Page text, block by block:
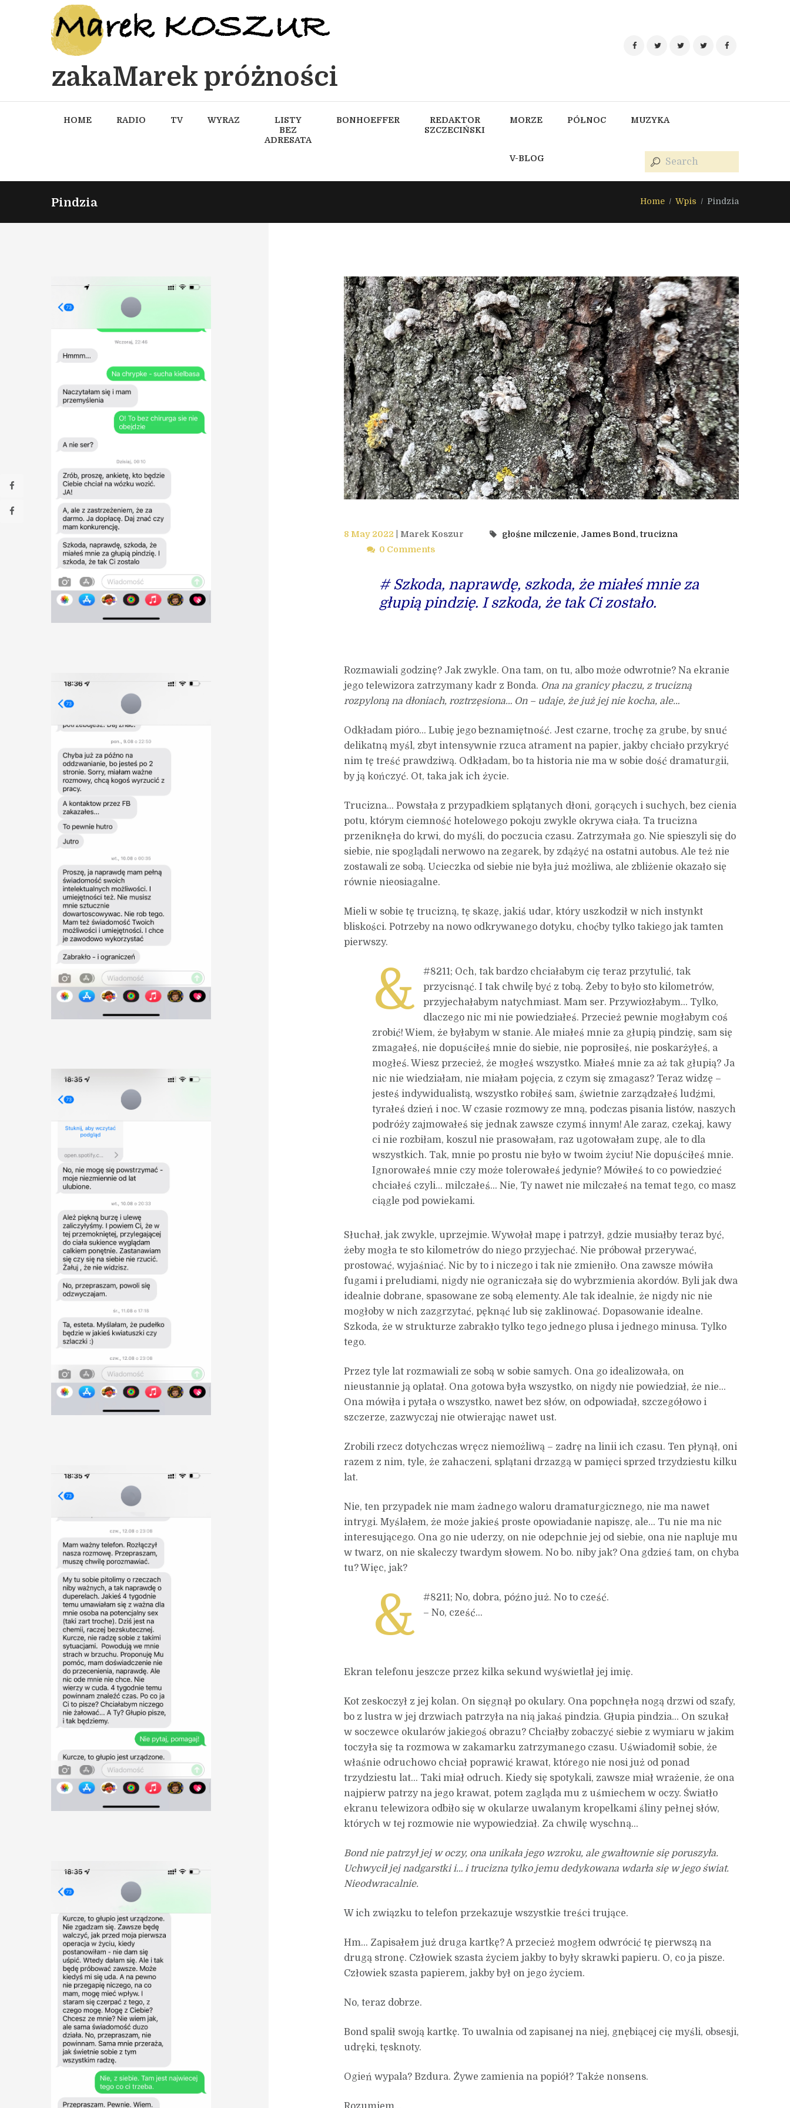
zakaMarek próżności
HOME RADIO TV WYRAZ
LISTY
BEZ
ADRESATA
BONHOEFFER
REDAKTOR
SZCZECIŃSKI
MORZE PÓŁNOC MUZYKA
V-BLOG
Pindzia Home Wpis Pindzia
8 May 2022 Marek Koszur głośne milczenie, James Bond,trucizna
0 Comments
# Szkoda, naprawdę, szkoda, że miałeś mnie za
głupią pindzię. I szkoda, że tak Ci zostało.
Rozmawiali godzinę? Jak zwykle. Ona tam, on tu, albo może odwrotnie? Na ekranie
jego telewizora zatrzymany kadr z Bonda. Ona na granicy płaczu, z trucizną
rozpyloną na dłoniach, roztrzęsiona… On – udaje, że już jej nie kocha, ale…
Odkładam pióro… Lubię jego beznamiętność. Jest czarne, trochę za grube, by snuć
delikatną myśl, zbyt intensywnie rzuca atrament na papier, jakby chciało przykryć
nim tę treść prawdziwą. Odkładam, bo ta historia nie ma w sobie dość dramaturgii,
by ją kończyć. Ot, taka jak ich życie.
Trucizna… Powstała z przypadkiem splątanych dłoni, gorących i suchych, bez cienia
potu, którym ciemność hotelowego pokoju zwykle okrywa ciała. Ta trucizna
przeniknęła do krwi, do myśli, do poczucia czasu. Zatrzymała go. Nie spieszyli się do
siebie, nie spoglądali nerwowo na zegarek, by zdążyć na ostatni autobus. Ale też nie
zostawali ze sobą. Ucieczka od siebie nie była już możliwa, ale zbliżenie okazało się
równie nieosiagalne.
Mieli w sobie tę trucizną, tę skazę, jakiś udar, który uszkodził w nich instynkt
bliskości. Potrzeby na nowo odkrywanego dotyku, choćby tylko takiego jak tamten
pierwszy.
&
#8211; Och, tak bardzo chciałabym cię teraz przytulić, tak
przycisnąć. I tak chwilę być z tobą. Żeby to było sto kilometrów,
przyjechałabym natychmiast. Mam ser. Przywiozłabym… Tylko,
dlaczego nic mi nie powiedziałeś. Przecież pewnie mogłabym coś
zrobić! Wiem, że byłabym w stanie. Ale miałeś mnie za głupią pindzię, sam się
zmagałeś, nie dopuściłeś mnie do siebie, nie poprosiłeś, nie poskarżyłeś, a
mogłeś. Wiesz przecież, że mogłeś wszystko. Miałeś mnie za aż tak głupią? Ja
nic nie wiedziałam, nie miałam pojęcia, z czym się zmagasz? Teraz widzę –
jesteś indywidualistą, wszystko robiłeś sam, świetnie zarządzałeś ludźmi,
tyrałeś dzień i noc. W czasie rozmowy ze mną, podczas pisania listów, naszych
podróży zajmowałeś się jednak zawsze czymś innym! Ale zaraz, czekaj, kawy
ci nie rozbiłam, koszul nie prasowałam, raz ugotowałam zupę, ale to dla
wszystkich. Tak, mnie po prostu nie było w twoim życiu! Nie dopuściłeś mnie.
Ignorowałeś mnie czy może tolerowałeś jedynie? Mówiłeś to co powiedzieć
chciałeś czyli… milczałeś… Nie, Ty nawet nie milczałeś na temat tego, co masz
ciągle pod powiekami.
Słuchał, jak zwykle, uprzejmie. Wywołał mapę i patrzył, gdzie musiałby teraz być,
żeby mogła te sto kilometrów do niego przyjechać. Nie próbował przerywać,
prostować, wyjaśniać. Nic by to i niczego i tak nie zmieniło. Ona zawsze mówiła
fugami i preludiami, nigdy nie ograniczała się do wybrzmienia akordów. Byli jak dwa
idealnie dobrane, spasowane ze sobą elementy. Ale tak idealnie, że nigdy nic nie
mogłoby w nich zazgrzytać, pęknąć lub się zaklinować. Dopasowanie idealne.
Szkoda, że w strukturze zabrakło tylko tego jednego plusa i jednego minusa. Tylko
tego.
Przez tyle lat rozmawiali ze sobą w sobie samych. Ona go idealizowała, on
nieustannie ją oplatał. Ona gotowa była wszystko, on nigdy nie powiedział, że nie…
Ona mówiła i pytała o wszystko, nawet bez słów, on odpowiadał, szczegółowo i
szczerze, zazwyczaj nie otwierając nawet ust.
Zrobili rzecz dotychczas wręcz niemożliwą – zadrę na linii ich czasu. Ten płynął, oni
razem z nim, tyle, że zahaczeni, splątani drzazgą w pamięci sprzed trzydziestu kilku
lat.
Nie, ten przypadek nie mam żadnego waloru dramaturgicznego, nie ma nawet
intrygi. Myślałem, że może jakieś proste opowiadanie napiszę, ale… Tu nie ma nic
interesującego. Ona go nie uderzy, on nie odepchnie jej od siebie, ona nie napluje mu
w twarz, on nie skaleczy twardym słowem. No bo. niby jak? Ona gdzieś tam, on chyba
tu? Więc, jak?
&
#8211; No, dobra, późno już. No to cześć.
– No, cześć…
Ekran telefonu jeszcze przez kilka sekund wyświetlał jej imię.
Kot zeskoczył z jej kolan. On sięgnął po okulary. Ona popchnęła nogą drzwi od szafy,
bo z lustra w jej drzwiach patrzyła na nią jakaś pindzia. Głupia pindzia… On szukał
w soczewce okularów jakiegoś obrazu? Chciałby zobaczyć siebie z wymiaru w jakim
toczyła się ta rozmowa w zakamarku zatrzymanego czasu. Uświadomił sobie, że
właśnie odruchowo chciał poprawić krawat, którego nie nosi już od ponad
trzydziestu lat… Taki miał odruch. Kiedy się spotykali, zawsze miał wrażenie, że ona
najpierw patrzy na jego krawat, potem zagląda mu z uśmiechem w oczy. Światło
ekranu telewizora odbiło się w okularze uwalanym kropelkami śliny pełnej słów,
których w tej rozmowie nie wypowiedział. Za chwilę wyschną…
Bond nie patrzył jej w oczy, ona unikała jego wzroku, ale gwałtownie się poruszyła.
Uchwycił jej nadgarstki i… i trucizna tylko jemu dedykowana wdarła się w jego świat.
Nieodwracalnie.
W ich związku to telefon przekazuje wszystkie treści trujące.
Hm… Zapisałem już druga kartkę? A przecież mogłem odwrócić tę pierwszą na
drugą stronę. Człowiek szasta życiem jakby to były skrawki papieru. O, co ja pisze.
Człowiek szasta papierem, jakby był on jego życiem.
No, teraz dobrze.
Bond spalił swoją kartkę. To uwalnia od zapisanej na niej, gnębiącej cię myśli, obsesji,
udręki, tęsknoty.
Ogień wypala? Bzdura. Żywe zamienia na popiół? Także nonsens.